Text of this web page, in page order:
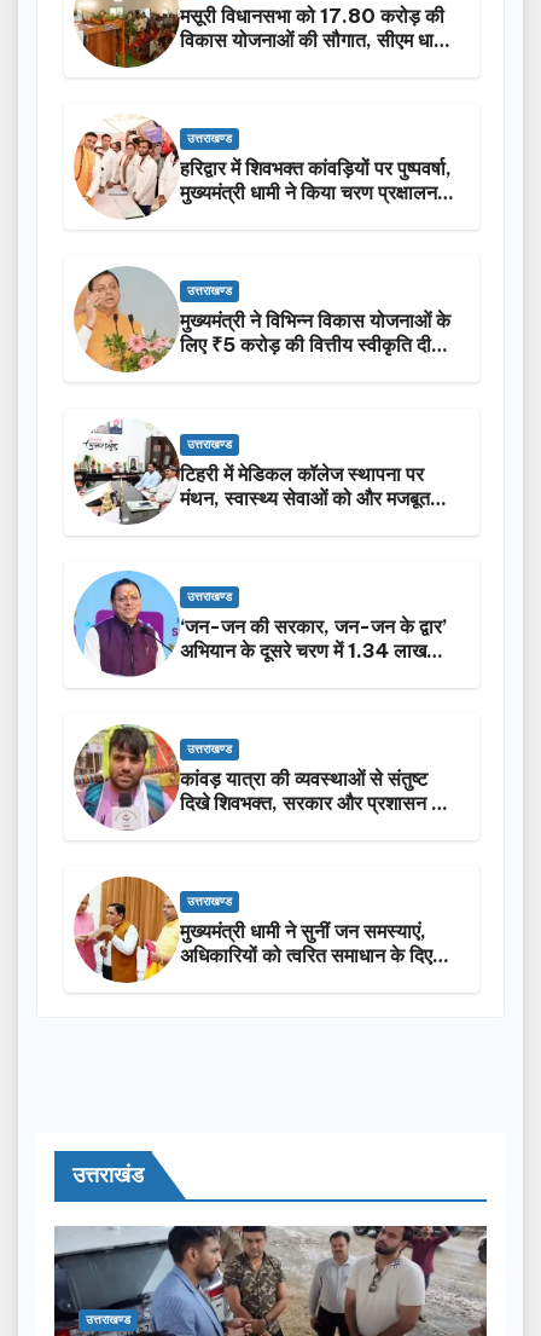
मसूरी विधानसभा को 17.80 करोड़ की
विकास योजनाओं की सौगात, सीएम धामी
उत्तराखण्ड
हरिद्वार में शिवभक्त कांवड़ियों पर पुष्पवर्षा,
मुख्यमंत्री धामी ने किया चरण प्रक्षालन…
उत्तराखण्ड
मुख्यमंत्री ने विभिन्न विकास योजनाओं के
लिए ₹5 करोड़ की वित्तीय स्वीकृति दी…
उत्तराखण्ड
टिहरी में मेडिकल कॉलेज स्थापना पर
मंथन, स्वास्थ्य सेवाओं को और मजबूत
उत्तराखण्ड
‘जन-जन की सरकार, जन-जन के द्वार’
अभियान के दूसरे चरण में 1.34 लाख
उत्तराखण्ड
कांवड़ यात्रा की व्यवस्थाओं से संतुष्ट
दिखे शिवभक्त, सरकार और प्रशासन की
उत्तराखण्ड
मुख्यमंत्री धामी ने सुनीं जन समस्याएं,
अधिकारियों को त्वरित समाधान के दिए
उत्तराखंड
उत्तराखण्ड